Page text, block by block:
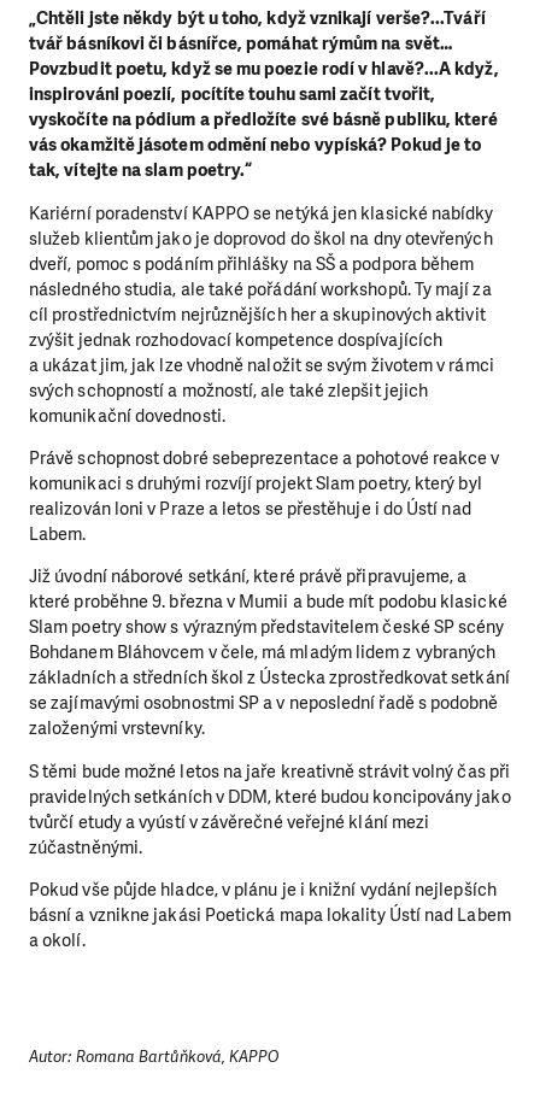
„Chtěli jste někdy být u toho, když vznikají verše?...Tváří
tvář básníkovi či básnířce, pomáhat rýmům na svět…
Povzbudit poetu, když se mu poezie rodí v hlavě?...A když,
inspirováni poezií, pocítíte touhu sami začít tvořit,
vyskočíte na pódium a předložíte své básně publiku, které
vás okamžitě jásotem odmění nebo vypíská? Pokud je to
tak, vítejte na slam poetry.“
Kariérní poradenství KAPPO se netýká jen klasické nabídky
služeb klientům jako je doprovod do škol na dny otevřených
dveří, pomoc s podáním přihlášky na SŠ a podpora během
následného studia, ale také pořádání workshopů. Ty mají za
cíl prostřednictvím nejrůznějších her a skupinových aktivit
zvýšit jednak rozhodovací kompetence dospívajících
a ukázat jim, jak lze vhodně naložit se svým životem v rámci
svých schopností a možností, ale také zlepšit jejich
komunikační dovednosti.
Právě schopnost dobré sebeprezentace a pohotové reakce v
komunikaci s druhými rozvíjí projekt Slam poetry, který byl
realizován loni v Praze a letos se přestěhuje i do Ústí nad
Labem.
Již úvodní náborové setkání, které právě připravujeme, a
které proběhne 9. března v Mumii a bude mít podobu klasické
Slam poetry show s výrazným představitelem české SP scény
Bohdanem Bláhovcem v čele, má mladým lidem z vybraných
základních a středních škol z Ústecka zprostředkovat setkání
se zajímavými osobnostmi SP a v neposlední řadě s podobně
založenými vrstevníky.
S těmi bude možné letos na jaře kreativně strávit volný čas při
pravidelných setkáních v DDM, které budou koncipovány jako
tvůrčí etudy a vyústí v závěrečné veřejné klání mezi
zúčastněnými.
Pokud vše půjde hladce, v plánu je i knižní vydání nejlepších
básní a vznikne jakási Poetická mapa lokality Ústí nad Labem
a okolí.
Autor: Romana Bartůňková, KAPPO
LÍBÍ SE VÁM, CO DĚLÁME?